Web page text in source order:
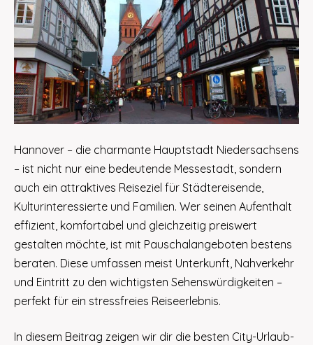
Hannover – die charmante Hauptstadt Niedersachsens
– ist nicht nur eine bedeutende Messestadt, sondern
auch ein attraktives Reiseziel für Städtereisende,
Kulturinteressierte und Familien. Wer seinen Aufenthalt
effizient, komfortabel und gleichzeitig preiswert
gestalten möchte, ist mit Pauschalangeboten bestens
beraten. Diese umfassen meist Unterkunft, Nahverkehr
und Eintritt zu den wichtigsten Sehenswürdigkeiten –
perfekt für ein stressfreies Reiseerlebnis.
In diesem Beitrag zeigen wir dir die besten City-Urlaub-